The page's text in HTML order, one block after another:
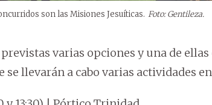
son las Misiones Jesuíticas. Foto: Gentileza.
varias opciones y una de ellas
se llevarán a cabo varias actividades